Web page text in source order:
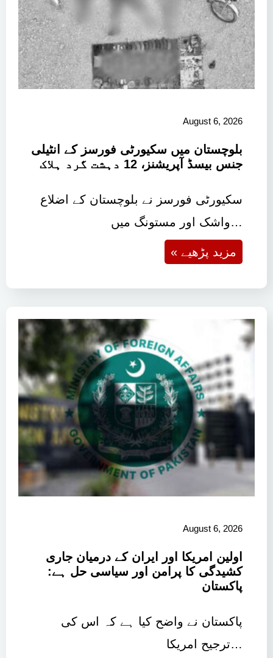
August 6, 2026
بلوچستان میں سکیورٹی فورسز کے انٹیلی
جنس بیسڈ آپریشنز، 12 دہشت گرد ہلاک
سکیورٹی فورسز نے بلوچستان کے اضلاع
واشک اور مستونگ میں…
« مزید پڑھیے
August 6, 2026
اولین امریکا اور ایران کے درمیان جاری
کشیدگی کا پرامن اور سیاسی حل ہے:
پاکستان
پاکستان نے واضح کیا ہے کہ اس کی
ترجیح امریکا…